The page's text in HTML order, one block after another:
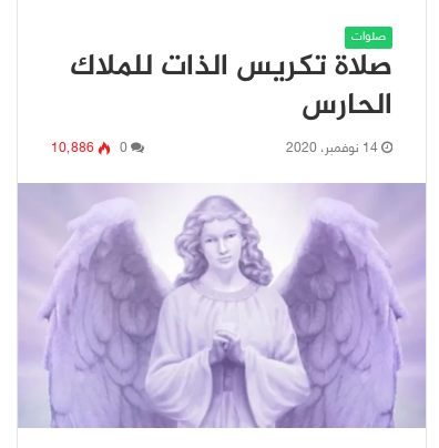
صلوات
صلاة تكريس الذات للملاك
الحارس
14 نوفمبر، 2020 0 10٬886